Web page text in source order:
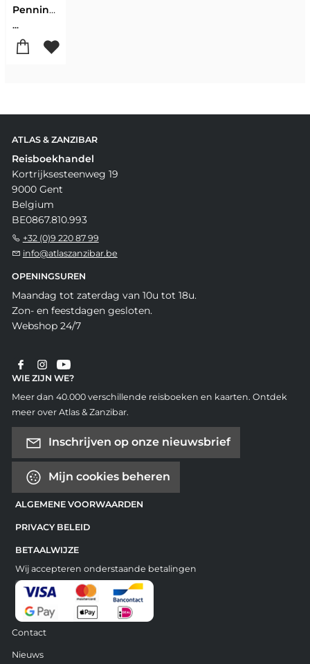
Pennine Way Noord XT40
...
ATLAS & ZANZIBAR
Reisboekhandel
Kortrijksesteenweg 19
9000 Gent
Belgium
BE0867.810.993
+32 (0)9 220 87 99
info@atlaszanzibar.be
OPENINGSUREN
Maandag tot zaterdag van 10u tot 18u.
Zon- en feestdagen gesloten.
Webshop 24/7
WIE ZIJN WE?
Meer dan 40.000 verschillende reisboeken en kaarten. Ontdek
meer over Atlas & Zanzibar.
Inschrijven op onze nieuwsbrief
Mijn cookies beheren
ALGEMENE VOORWAARDEN
PRIVACY BELEID
BETAALWIJZE
Wij accepteren onderstaande betalingen
Contact
Nieuws